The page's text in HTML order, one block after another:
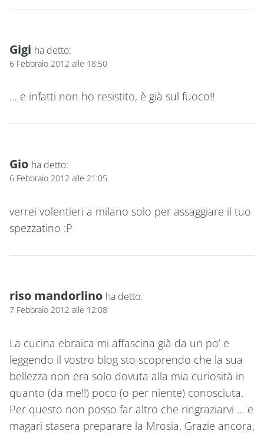
Gigi ha detto:
6 Febbraio 2012 alle 18:50
… e infatti non ho resistito, è già sul fuoco!!
Gio ha detto:
6 Febbraio 2012 alle 21:05
verrei volentieri a milano solo per assaggiare il tuo
spezzatino :P
riso mandorlino ha detto:
7 Febbraio 2012 alle 12:08
La cucina ebraica mi affascina già da un po’ e
leggendo il vostro blog sto scoprendo che la sua
bellezza non era solo dovuta alla mia curiosità in
quanto (da me!!) poco (o per niente) conosciuta.
Per questo non posso far altro che ringraziarvi … e
magari stasera preparare la Mrosia. Grazie ancora,